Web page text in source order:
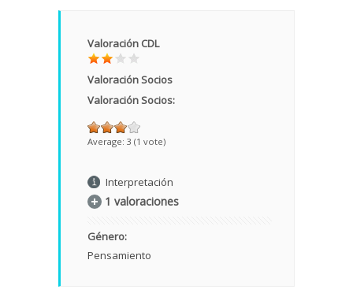
Valoración CDL
Valoración Socios
Valoración Socios:
Average: 3 (1 vote)
Interpretación
1 valoraciones
Género:
Pensamiento